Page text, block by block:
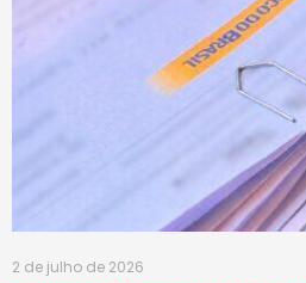
2 de julho de 2026